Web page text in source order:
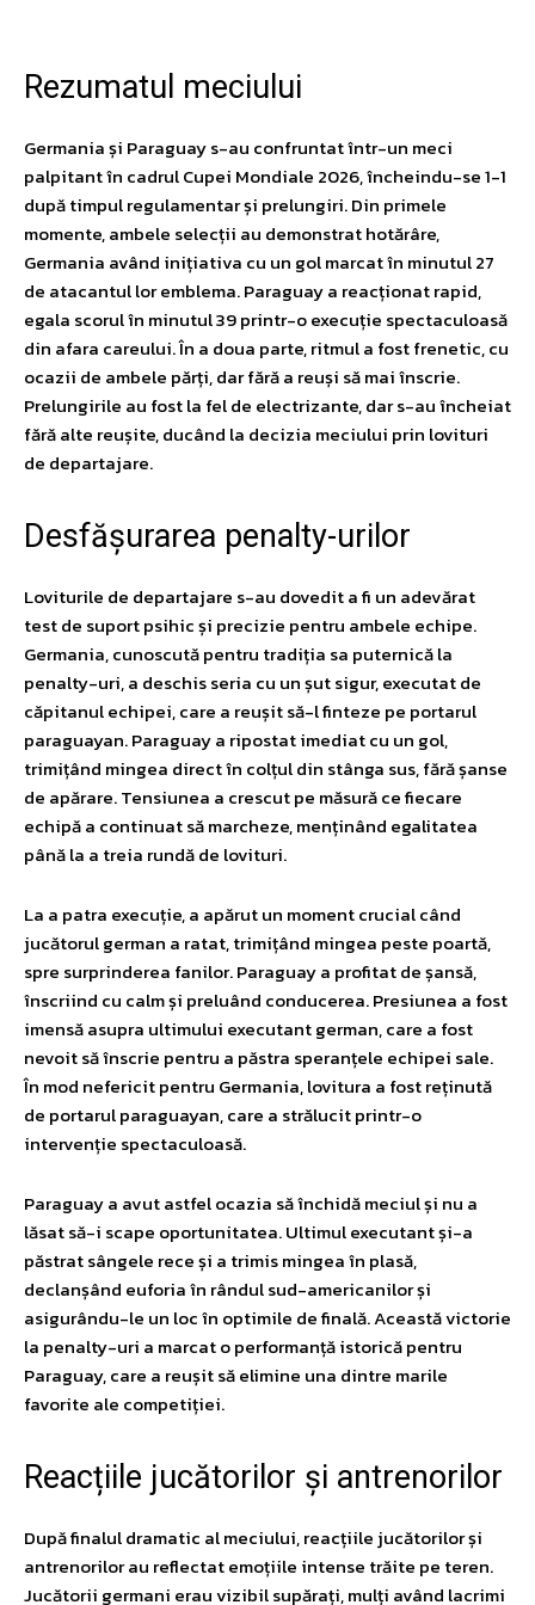
Rezumatul meciului
Germania și Paraguay s-au confruntat într-un meci
palpitant în cadrul Cupei Mondiale 2026, încheindu-se 1-1
după timpul regulamentar și prelungiri. Din primele
momente, ambele selecții au demonstrat hotărâre,
Germania având inițiativa cu un gol marcat în minutul 27
de atacantul lor emblema. Paraguay a reacționat rapid,
egala scorul în minutul 39 printr-o execuție spectaculoasă
din afara careului. În a doua parte, ritmul a fost frenetic, cu
ocazii de ambele părți, dar fără a reuși să mai înscrie.
Prelungirile au fost la fel de electrizante, dar s-au încheiat
fără alte reușite, ducând la decizia meciului prin lovituri
de departajare.
Desfășurarea penalty-urilor
Loviturile de departajare s-au dovedit a fi un adevărat
test de suport psihic și precizie pentru ambele echipe.
Germania, cunoscută pentru tradiția sa puternică la
penalty-uri, a deschis seria cu un șut sigur, executat de
căpitanul echipei, care a reușit să-l finteze pe portarul
paraguayan. Paraguay a ripostat imediat cu un gol,
trimițând mingea direct în colțul din stânga sus, fără șanse
de apărare. Tensiunea a crescut pe măsură ce fiecare
echipă a continuat să marcheze, menținând egalitatea
până la a treia rundă de lovituri.
La a patra execuție, a apărut un moment crucial când
jucătorul german a ratat, trimițând mingea peste poartă,
spre surprinderea fanilor. Paraguay a profitat de șansă,
înscriind cu calm și preluând conducerea. Presiunea a fost
imensă asupra ultimului executant german, care a fost
nevoit să înscrie pentru a păstra speranțele echipei sale.
În mod nefericit pentru Germania, lovitura a fost reținută
de portarul paraguayan, care a strălucit printr-o
intervenție spectaculoasă.
Paraguay a avut astfel ocazia să închidă meciul și nu a
lăsat să-i scape oportunitatea. Ultimul executant și-a
păstrat sângele rece și a trimis mingea în plasă,
declanșând euforia în rândul sud-americanilor și
asigurându-le un loc în optimile de finală. Această victorie
la penalty-uri a marcat o performanță istorică pentru
Paraguay, care a reușit să elimine una dintre marile
favorite ale competiției.
Reacțiile jucătorilor și antrenorilor
După finalul dramatic al meciului, reacțiile jucătorilor și
antrenorilor au reflectat emoțiile intense trăite pe teren.
Jucătorii germani erau vizibil supărați, mulți având lacrimi